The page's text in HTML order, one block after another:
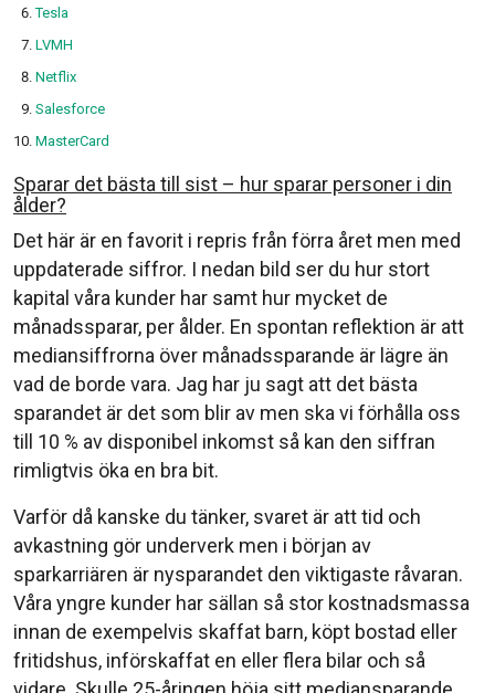
Tesla
LVMH
Netflix
Salesforce
MasterCard
Sparar det bästa till sist – hur sparar personer i din
ålder?
Det här är en favorit i repris från förra året men med
uppdaterade siffror. I nedan bild ser du hur stort
kapital våra kunder har samt hur mycket de
månadssparar, per ålder. En spontan reflektion är att
mediansiffrorna över månadssparande är lägre än
vad de borde vara. Jag har ju sagt att det bästa
sparandet är det som blir av men ska vi förhålla oss
till 10 % av disponibel inkomst så kan den siffran
rimligtvis öka en bra bit.
Varför då kanske du tänker, svaret är att tid och
avkastning gör underverk men i början av
sparkarriären är nysparandet den viktigaste råvaran.
Våra yngre kunder har sällan så stor kostnadsmassa
innan de exempelvis skaffat barn, köpt bostad eller
fritidshus, införskaffat en eller flera bilar och så